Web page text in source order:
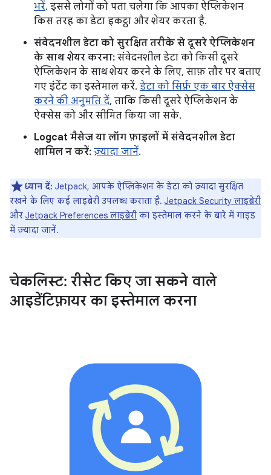
भरें. इससे लोगों को पता चलेगा कि आपका ऐप्लिकेशन
किस तरह का डेटा इकट्ठा और शेयर करता है.
संवेदनशील डेटा को सुरक्षित तरीके से दूसरे ऐप्लिकेशन
के साथ शेयर करना: संवेदनशील डेटा को किसी दूसरे
ऐप्लिकेशन के साथ शेयर करने के लिए, साफ़ तौर पर बताए
गए इंटेंट का इस्तेमाल करें. डेटा को सिर्फ़ एक बार ऐक्सेस
करने की अनुमति दें, ताकि किसी दूसरे ऐप्लिकेशन के
ऐक्सेस को और सीमित किया जा सके.
Logcat मैसेज या लॉग फ़ाइलों में संवेदनशील डेटा
शामिल न करें: ज़्यादा जानें.
ध्यान दें: Jetpack, आपके ऐप्लिकेशन के डेटा को ज़्यादा सुरक्षित
रखने के लिए कई लाइब्रेरी उपलब्ध कराता है. Jetpack Security लाइब्रेरी
और Jetpack Preferences लाइब्रेरी का इस्तेमाल करने के बारे में गाइड
में ज़्यादा जानें.
चेकलिस्ट: रीसेट किए जा सकने वाले
आइडेंटिफ़ायर का इस्तेमाल करना